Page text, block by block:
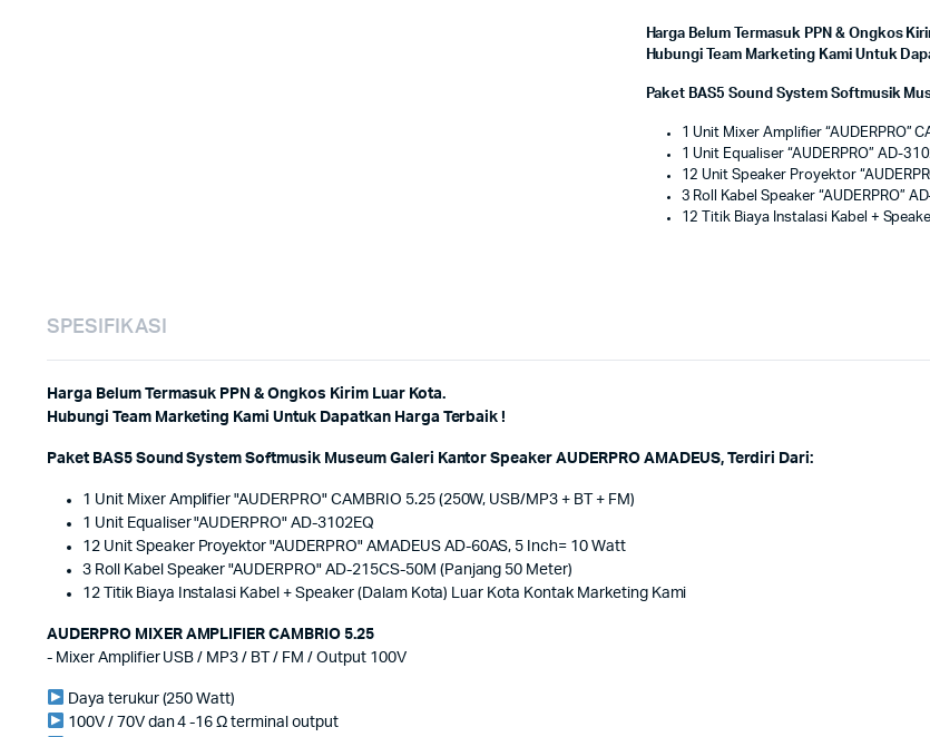
Harga Belum Termasuk PPN & Ongkos
Hubungi Team Marketing Kami Untuk
Paket BAS5 Sound System Softmusik
1 Unit Mixer Amplifier “AUDERPRO”
1 Unit Equaliser “AUDERPRO” AD-
12 Unit Speaker Proyektor
3 Roll Kabel Speaker “AUDERPRO”
12 Titik Biaya Instalasi Kabel +
SPESIFIKASI
Harga Belum Termasuk PPN & Ongkos Kirim Luar Kota.
Hubungi Team Marketing Kami Untuk Dapatkan Harga Terbaik !
Paket BAS5 Sound System Softmusik Museum Galeri Kantor Speaker AUDERPRO AMADEUS, Terdiri Dari:
1 Unit Mixer Amplifier "AUDERPRO" CAMBRIO 5.25 (250W, USB/MP3 + BT + FM)
1 Unit Equaliser "AUDERPRO" AD-3102EQ
12 Unit Speaker Proyektor "AUDERPRO" AMADEUS AD-60AS, 5 Inch= 10 Watt
3 Roll Kabel Speaker "AUDERPRO" AD-215CS-50M (Panjang 50 Meter)
12 Titik Biaya Instalasi Kabel + Speaker (Dalam Kota) Luar Kota Kontak Marketing Kami
AUDERPRO MIXER AMPLIFIER CAMBRIO 5.25
- Mixer Amplifier USB / MP3 / BT / FM / Output 100V
Daya terukur (250 Watt)
100V / 70V dan 4 -16 Ω terminal output